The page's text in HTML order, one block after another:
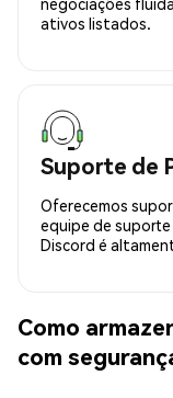
ativos listados.
Suporte de
Oferecemos
equipe de suporte
Discord é
Como
com